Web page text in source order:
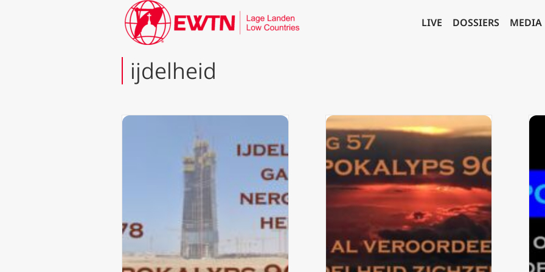
LIVE DOSSIERS MEDIA
ijdelheid